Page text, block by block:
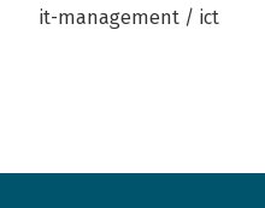
it-management / ict